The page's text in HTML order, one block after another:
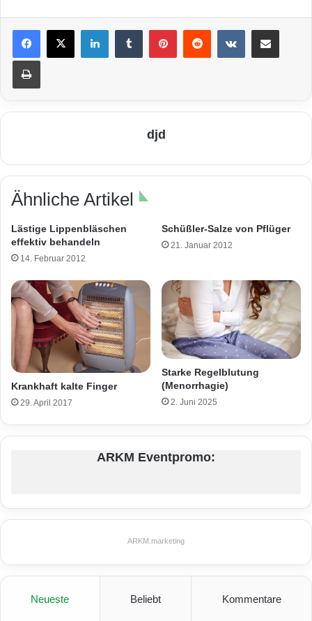
LinkedIn VKontakte
Drucken
djd
Ähnliche Artikel
Lästige Lippenbläschen
effektiv behandeln
14. Februar 2012
Schüßler-Salze von Pflüger
21. Januar 2012
Krankhaft kalte Finger
29. April 2017
Starke Regelblutung
(Menorrhagie)
2. Juni 2025
ARKM Eventpromo:
ARKM.marketing
Neueste Beliebt Kommentare